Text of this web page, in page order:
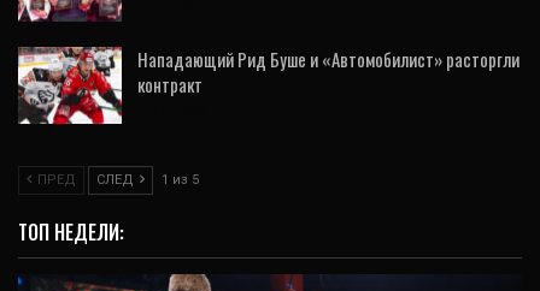
Нападающий Рид Буше и «Автомобилист» расторгли
контракт
ПРЕД СЛЕД 1 из 5
ТОП НЕДЕЛИ: